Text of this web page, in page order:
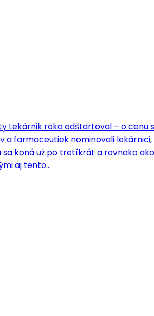
Lekárnik roka odštartoval – o cenu
a farmaceutiek nominovali
sa koná už po tretíkrát a rovnako
aj tento…